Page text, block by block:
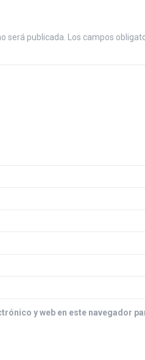
será publicada. Los campos
y web en este navegador